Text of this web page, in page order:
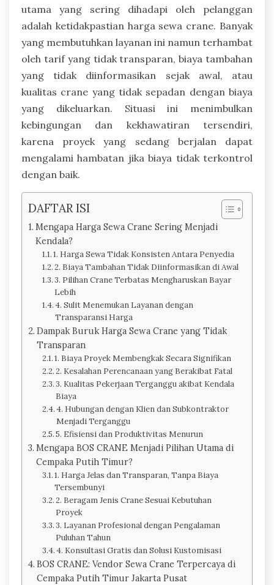
utama yang sering dihadapi oleh pelanggan
adalah ketidakpastian harga sewa crane. Banyak
yang membutuhkan layanan ini namun terhambat
oleh tarif yang tidak transparan, biaya tambahan
yang tidak diinformasikan sejak awal, atau
kualitas crane yang tidak sepadan dengan biaya
yang dikeluarkan. Situasi ini menimbulkan
kebingungan dan kekhawatiran tersendiri,
karena proyek yang sedang berjalan dapat
mengalami hambatan jika biaya tidak terkontrol
dengan baik.
DAFTAR ISI
Mengapa Harga Sewa Crane Sering Menjadi
Kendala?
1. Harga Sewa Tidak Konsisten Antara Penyedia
2. Biaya Tambahan Tidak Diinformasikan di Awal
3. Pilihan Crane Terbatas Mengharuskan Bayar
Lebih
4. Sulit Menemukan Layanan dengan
Transparansi Harga
Dampak Buruk Harga Sewa Crane yang Tidak
Transparan
1. Biaya Proyek Membengkak Secara Signifikan
2. Kesalahan Perencanaan yang Berakibat Fatal
3. Kualitas Pekerjaan Terganggu akibat Kendala
Biaya
4. Hubungan dengan Klien dan Subkontraktor
Menjadi Terganggu
5. Efisiensi dan Produktivitas Menurun
Mengapa BOS CRANE Menjadi Pilihan Utama di
Cempaka Putih Timur?
1. Harga Jelas dan Transparan, Tanpa Biaya
Tersembunyi
2. Beragam Jenis Crane Sesuai Kebutuhan
Proyek
3. Layanan Profesional dengan Pengalaman
Puluhan Tahun
4. Konsultasi Gratis dan Solusi Kustomisasi
BOS CRANE: Vendor Sewa Crane Terpercaya di
Cempaka Putih Timur Jakarta Pusat